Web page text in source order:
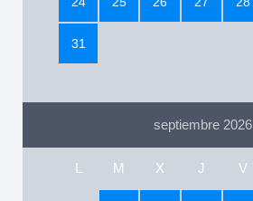
31
septiembre 2026
L M X J V